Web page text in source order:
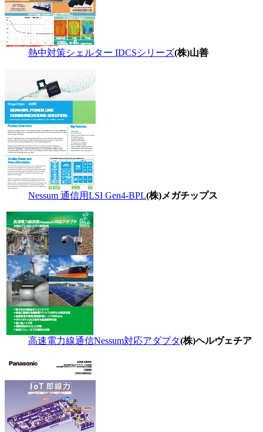
熱中対策シェルター IDCSシリーズ(株)山善
Nessum 通信用LSI Gen4-BPL(株)メガチップス
高速電力線通信Nessum対応アダプタ(株)ヘルヴェチア